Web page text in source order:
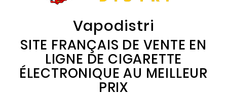
Vapodistri
SITE FRANÇAIS DE VENTE EN
LIGNE DE CIGARETTE
ÉLECTRONIQUE AU MEILLEUR
PRIX